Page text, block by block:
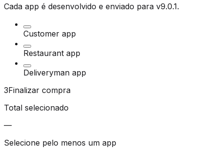
Cada app é desenvolvido e enviado para v9.0.1.
Customer app
Restaurant app
Deliveryman app
3Finalizar compra
Total selecionado
—
Selecione pelo menos um app